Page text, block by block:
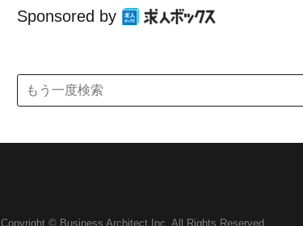
Sponsored by
Copyright © Business Architect Inc. All Rights Reserved.